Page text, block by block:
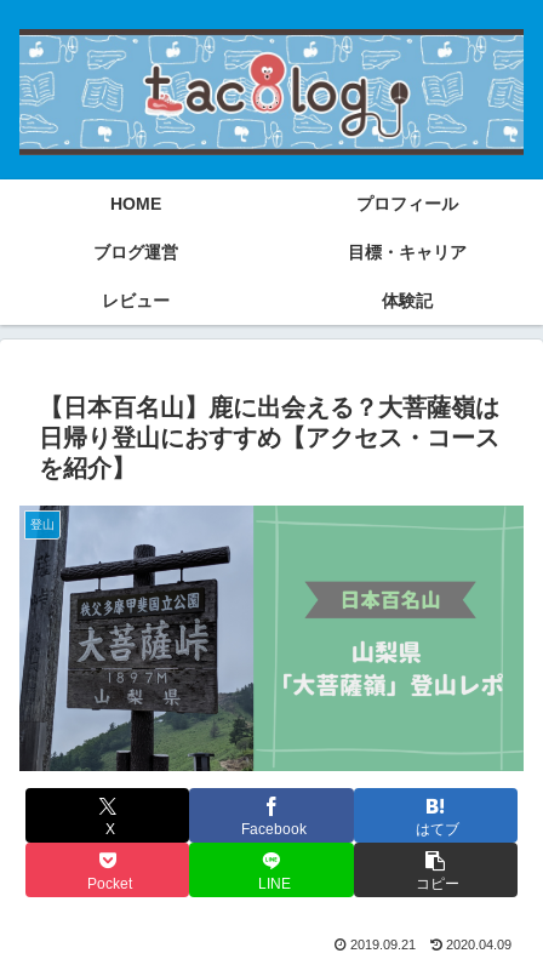
HOME プロフィール
ブログ運営 目標・キャリア
レビュー 体験記
【日本百名山】鹿に出会える？大菩薩嶺は
日帰り登山におすすめ【アクセス・コース
を紹介】
登山
X Facebook はてブ
Pocket LINE コピー
2019.09.21 2020.04.09